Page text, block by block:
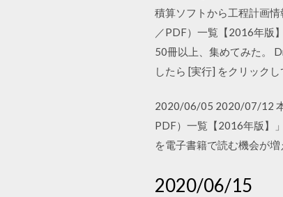
積算ソフトから工程計画
／PDF）一覧【2016年版
50冊以上、集めてみた。
したら [実行] をクリック
2020/06/05 2020/07/12
PDF）一覧【2016年版】
を電子書籍で読む機会が
2020/06/15